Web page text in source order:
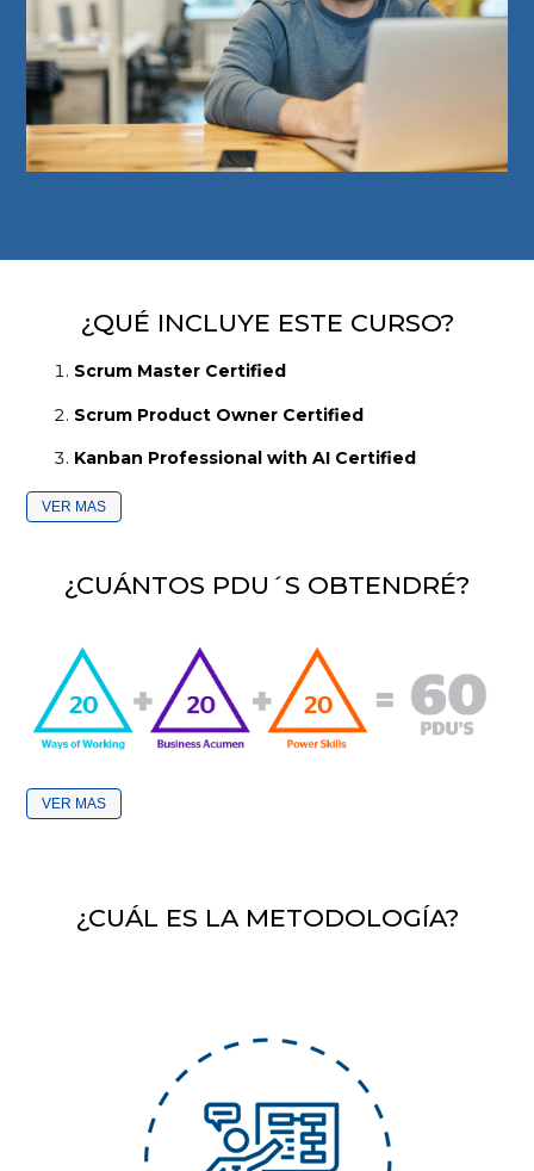
¿QUÉ INCLUYE ESTE CURSO?
Scrum Master Certified
Scrum Product Owner Certified
Kanban Professional with AI Certified
VER
¿CUÁNTOS PDU´S OBTENDRÉ?
VER
¿CUÁL ES LA METODOLOGÍA?